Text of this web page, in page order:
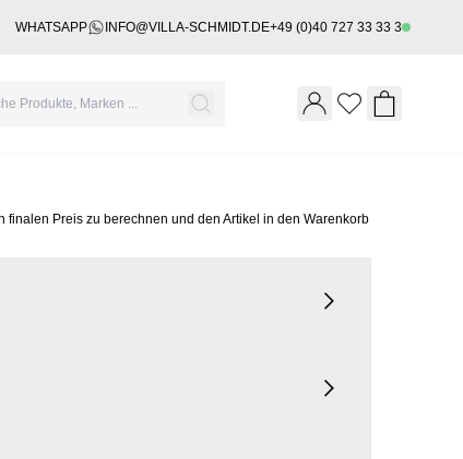
WHATSAPP INFO@VILLA-SCHMIDT.DE+49 (0)40 727 33 33 3
Wishlist
Preis zu berechnen und den Artikel in den Warenkorb